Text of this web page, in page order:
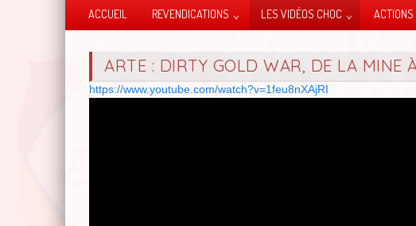
ACCUEIL REVENDICATIONS LES VIDÉOS CHOC ACTIONS
ARTE : DIRTY GOLD WAR, DE LA MINE
https://www.youtube.com/watch?v=1feu8nXAjRI